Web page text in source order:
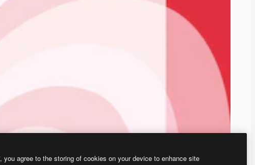
you agree to the storing of cookies on your device to enhance site